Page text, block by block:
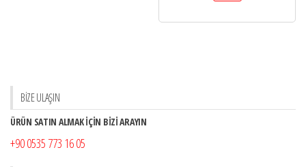
BİZE ULAŞIN
ÜRÜN SATIN ALMAK İÇİN BİZİ ARAYIN
+90 0535 773 16 05